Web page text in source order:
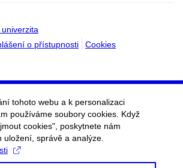
o přístupnosti Cookies
tohoto webu a k personalizaci
používáme soubory cookies. Když
cookies", poskytnete nám
uložení, správě a analýze.